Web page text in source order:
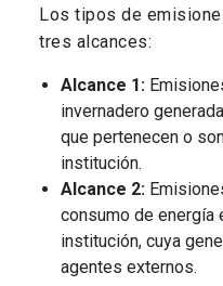
Los tipos de
tres alcances:
Alcance 1:
invernadero
que pertenecen o
institución.
Alcance 2:
consumo de energía
institución, cuya
agentes externos.